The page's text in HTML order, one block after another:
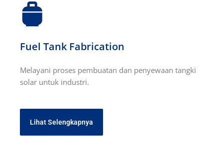
Fuel Tank Fabrication
Melayani proses pembuatan dan penyewaan tangki
solar untuk industri.
Lihat Selengkapnya